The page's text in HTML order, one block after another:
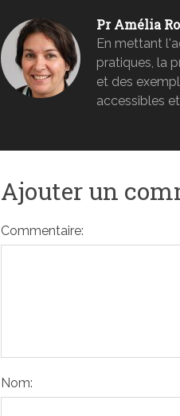
Pr Amélia
En mettant
pratiques, la
et des
accessibles
Ajouter un
Commentaire:
Nom: